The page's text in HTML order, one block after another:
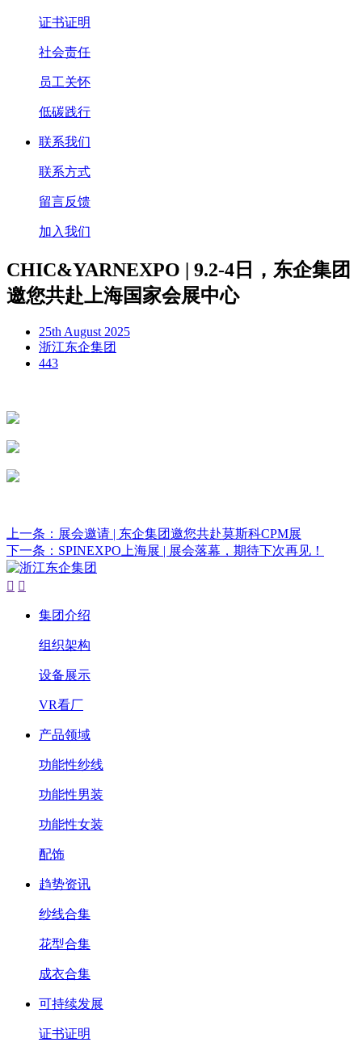
证书证明
社会责任
员工关怀
低碳践行
联系我们
联系方式
留言反馈
加入我们
CHIC&YARNEXPO | 9.2-4日，东企集团
邀您共赴上海国家会展中心
25th August 2025
浙江东企集团
443
上一条：展会邀请 | 东企集团邀您共赴莫斯科CPM展
下一条：SPINEXPO上海展 | 展会落幕，期待下次再见！
 
集团介绍
组织架构
设备展示
VR看厂
产品领域
功能性纱线
功能性男装
功能性女装
配饰
趋势资讯
纱线合集
花型合集
成衣合集
可持续发展
证书证明